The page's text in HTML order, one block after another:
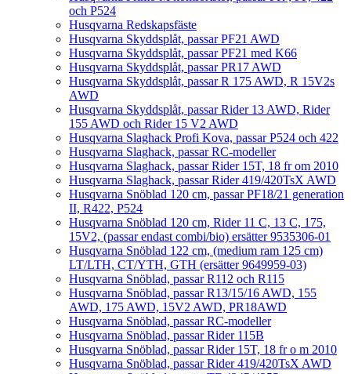
och P524
Husqvarna Redskapsfäste
Husqvarna Skyddsplåt, passar PF21 AWD
Husqvarna Skyddsplåt, passar PF21 med K66
Husqvarna Skyddsplåt, passar PR17 AWD
Husqvarna Skyddsplåt, passar R 175 AWD, R 15V2s
AWD
Husqvarna Skyddsplåt, passar Rider 13 AWD, Rider
155 AWD och Rider 15 V2 AWD
Husqvarna Slaghack Profi Kova, passar P524 och 422
Husqvarna Slaghack, passar RC-modeller
Husqvarna Slaghack, passar Rider 15T, 18 fr om 2010
Husqvarna Slaghack, passar Rider 419/420TsX AWD
Husqvarna Snöblad 120 cm, passar PF18/21 generation
II, R422, P524
Husqvarna Snöblad 120 cm, Rider 11 C, 13 C, 175,
15V2, (passar endast combi/bio) ersätter 9535306-01
Husqvarna Snöblad 122 cm, (medium ram 125 cm)
LT/LTH, CT/YTH, GTH (ersätter 9649959-03)
Husqvarna Snöblad, passar R112 och R115
Husqvarna Snöblad, passar R13/15/16 AWD, 155
AWD, 175 AWD, 15V2 AWD, PR18AWD
Husqvarna Snöblad, passar RC-modeller
Husqvarna Snöblad, passar Rider 115B
Husqvarna Snöblad, passar Rider 15T, 18 fr o m 2010
Husqvarna Snöblad, passar Rider 419/420TsX AWD